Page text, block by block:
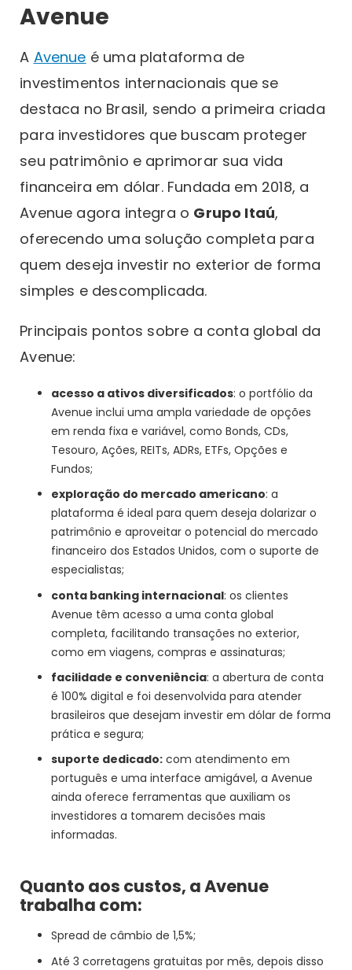
Avenue
A Avenue é uma plataforma de
investimentos internacionais que se
destaca no Brasil, sendo a primeira criada
para investidores que buscam proteger
seu patrimônio e aprimorar sua vida
financeira em dólar. Fundada em 2018, a
Avenue agora integra o Grupo Itaú,
oferecendo uma solução completa para
quem deseja investir no exterior de forma
simples e descomplicada.
Principais pontos sobre a conta global da
Avenue:
acesso a ativos diversificados: o portfólio da
Avenue inclui uma ampla variedade de opções
em renda fixa e variável, como Bonds, CDs,
Tesouro, Ações, REITs, ADRs, ETFs, Opções e
Fundos;
exploração do mercado americano: a
plataforma é ideal para quem deseja dolarizar o
patrimônio e aproveitar o potencial do mercado
financeiro dos Estados Unidos, com o suporte de
especialistas;
conta banking internacional: os clientes
Avenue têm acesso a uma conta global
completa, facilitando transações no exterior,
como em viagens, compras e assinaturas;
facilidade e conveniência: a abertura de conta
é 100% digital e foi desenvolvida para atender
brasileiros que desejam investir em dólar de forma
prática e segura;
suporte dedicado: com atendimento em
português e uma interface amigável, a Avenue
ainda oferece ferramentas que auxiliam os
investidores a tomarem decisões mais
informadas.
Quanto aos custos, a Avenue
trabalha com:
Spread de câmbio de 1,5%;
Até 3 corretagens gratuitas por mês, depois disso